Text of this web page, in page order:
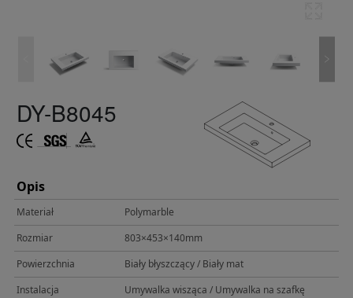
DY-B8045
Opis
Materiał
Polymarble
Rozmiar
803×453×140mm
Powierzchnia
Biały błyszczący / Biały mat
Instalacja
Umywalka wisząca / Umywalka na szafkę